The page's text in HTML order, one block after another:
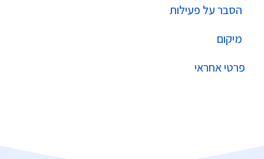
הסבר על פעילות
מיקום
פרטי אחראי